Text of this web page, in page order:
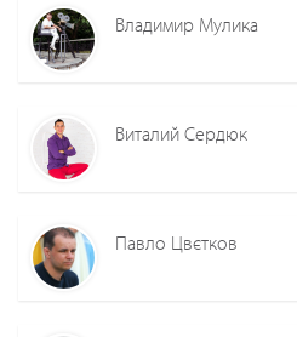
Владимир Мулика
Виталий Сердюк
Павло Цвєтков